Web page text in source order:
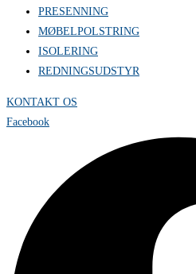
PRESENNING
MØBELPOLSTRING
ISOLERING
REDNINGSUDSTYR
KONTAKT OS
Facebook